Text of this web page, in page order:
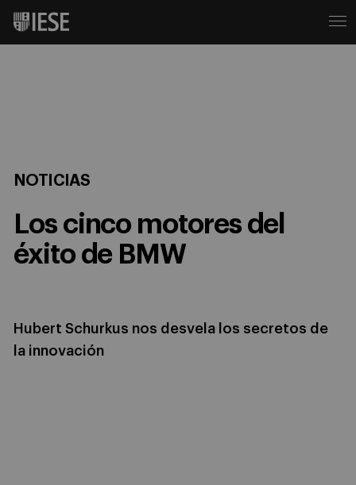
NOTICIAS
Los cinco motores del
éxito de BMW
Hubert Schurkus nos desvela los secretos de
la innovación